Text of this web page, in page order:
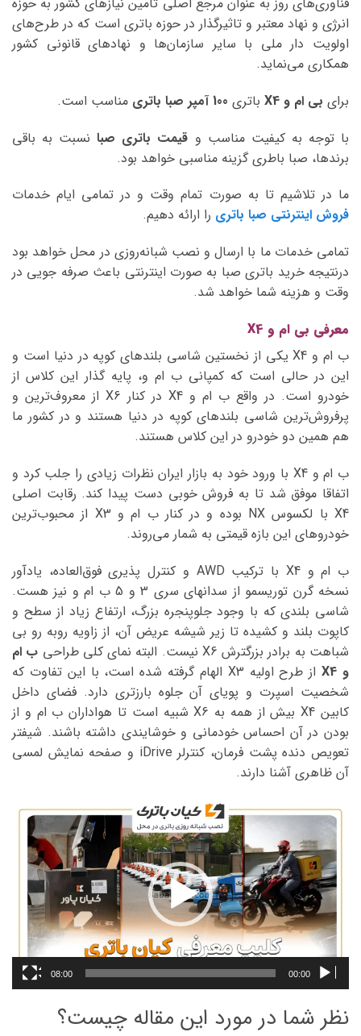
انرژی و نهاد معتبر و تاثیرگذار در حوزه باتری است که در طرح‌های
اولویت دار ملی با سایر سازمان‌ها و نهادهای قانونی کشور
همکاری می‌نماید.
برای بی ام و X4 باتری باتری مناسب است.
با توجه به کیفیت مناسب و قیمت باتری صبانسبت به باقی
برندها، صبا باطری گزینه مناسبی خواهد بود.
ما در تلاشیم تا به صورت تمام وقت و در تمامی ایام خدمات
فروش اینترنتی صبا باتری را ارائه دهیم.
تمامی خدمات ما با ارسال و نصب شبانه‌روزی در محل خواهد بود
درنتیجه خرید باتری صبا به صورت اینترنتی باعث صرفه جویی در
وقت و هزینه شما خواهد شد.
معرفی بی ام و X4
ب ام و X4 یکی از نخستین شاسی بلندهای کوپه در دنیا است و
این در حالی است که کمپانی ب ام و، پایه گذار این کلاس از
خودرو است. در واقع ب ام و X4 در کنار X6 از معروف‌ترین و
پرفروش‌ترین شاسی بلندهای کوپه در دنیا هستند و در کشور ما
هم همین دو خودرو در این کلاس هستند.
ب ام و X4 با ورود خود به بازار ایران نظرات زیادی را جلب کرد و
اتفاقا موفق شد تا به فروش خوبی دست پیدا کند. رقابت اصلی
X4 با لکسوس NX بوده و در کنار ب ام و X3 از محبوب‌ترین
خودروهای این بازه قیمتی به شمار می‌روند.
ب ام و X4 با ترکیب AWD و کنترل پذیری فوق‌العاده، یادآور
نسخه گرن توریسمو از سدانهای سری 3 و 5 ب ام و نیز هست.
شاسی بلندی که با وجود جلوپنجره بزرگ، ارتفاع زیاد از سطح و
کاپوت بلند و کشیده تا زیر شیشه عریض آن، از زاویه روبه رو بی
شباهت به برادر بزرگترش X6 نیست. البته نمای کلی طراحی
ب ام
و X4
از طرح اولیه X3 الهام گرفته شده است، با این تفاوت که
شخصیت اسپرت و پویای آن جلوه بارزتری دارد. فضای داخل
کابین X4 بیش از همه به X6 شبیه است تا هواداران ب ام و از
بودن در آن احساس خودمانی و خوشایندی داشته باشند. شیفتر
تعویص دنده پشت فرمان، کنترلر iDrive و صفحه نمایش لمسی
آن ظاهری آشنا دارند.
نمایشگر
ویدیو
00:00
08:00
نظر شما در مورد این مقاله چیست؟